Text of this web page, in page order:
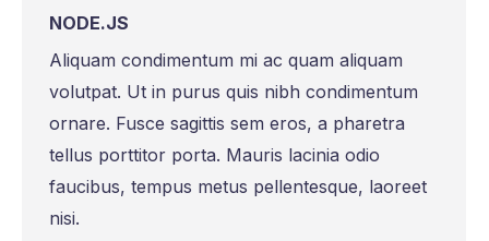
NODE.JS
Aliquam condimentum mi ac quam aliquam
volutpat. Ut in purus quis nibh condimentum
ornare. Fusce sagittis sem eros, a pharetra
tellus porttitor porta. Mauris lacinia odio
faucibus, tempus metus pellentesque, laoreet
nisi.